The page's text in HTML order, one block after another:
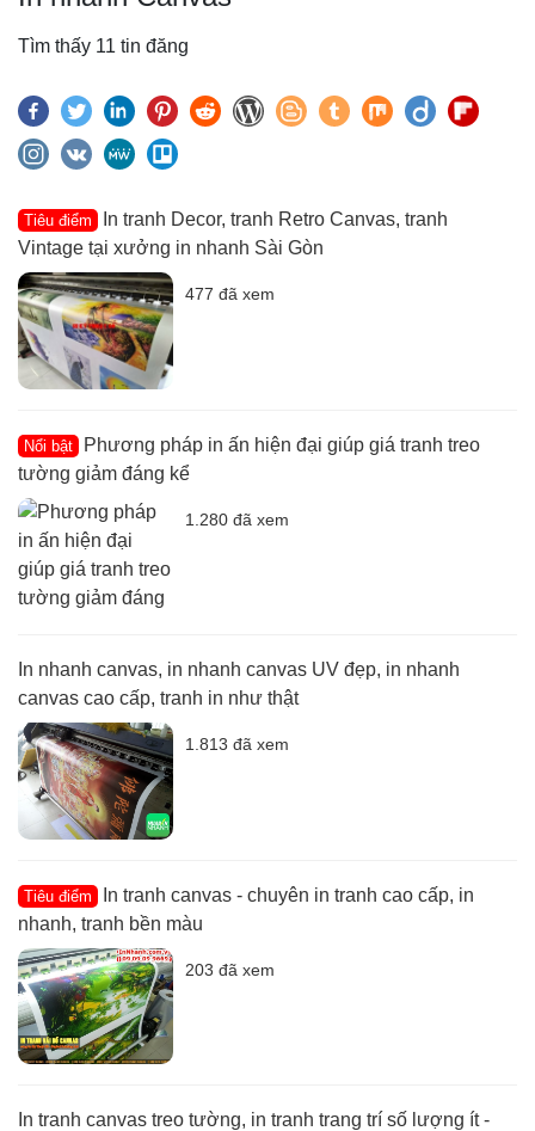
Tìm thấy 11 tin đăng
Tiêu điểm
In tranh Decor, tranh Retro Canvas, tranh
Vintage tại xưởng in nhanh Sài Gòn
477 đã xem
Nổi bật
Phương pháp in ấn hiện đại giúp giá tranh treo
tường giảm đáng kể
1.280 đã xem
In nhanh canvas, in nhanh canvas UV đẹp, in nhanh
canvas cao cấp, tranh in như thật
1.813 đã xem
Tiêu điểm
In tranh canvas - chuyên in tranh cao cấp, in
nhanh, tranh bền màu
203 đã xem
In tranh canvas treo tường, in tranh trang trí số lượng ít -